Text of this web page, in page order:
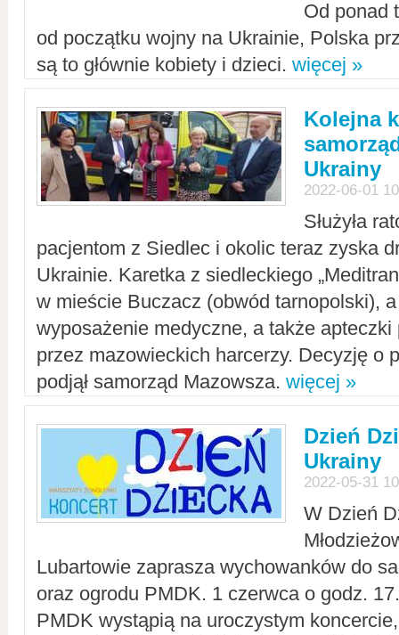
Od ponad
od początku wojny na Ukrainie, Polska
są to głównie kobiety i dzieci. więcej »
Kolejna
Ukrainy
2022-06-01
Służyła
pacjentom z Siedlec i okolic teraz zyska
Ukrainie. Karetka z siedleckiego
w mieście Buczacz (obwód tarnopolski),
wyposażenie medyczne, a także apteczki
przez mazowieckich harcerzy. Decyzję o
podjął samorząd Mazowsza. więcej »
Dzień
Ukrainy
2022-05-31
W Dzień
Lubartowie zaprasza wychowanków do
oraz ogrodu PMDK. 1 czerwca o godz.
PMDK wystąpią na uroczystym